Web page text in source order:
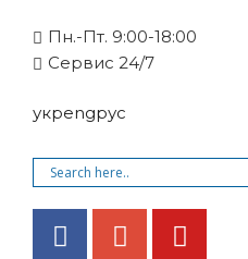
Пн.-Пт. 9:00-18:00
Cервис 24/7
укрengрус